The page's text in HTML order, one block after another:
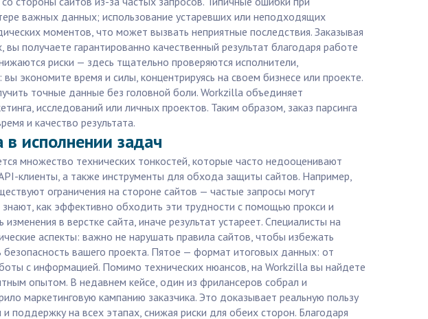
важных данных; использование устаревших или неподходящих
моментов, что может вызвать неприятные последствия. Заказывая
получаете гарантированно качественный результат благодаря работе
риски — здесь тщательно проверяются исполнители,
экономите время и силы, концентрируясь на своем бизнесе или проекте.
точные данные без головной боли. Workzilla объединяет
исследований или личных проектов. Таким образом, заказ парсинга
и качество результата.
исполнении задач
множество технических тонкостей, которые часто недооценивают
клиенты, а также инструменты для обхода защиты сайтов. Например,
ограничения на стороне сайтов — частые запросы могут
как эффективно обходить эти трудности с помощью прокси и
в верстке сайта, иначе результат устареет. Специалисты на
аспекты: важно не нарушать правила сайтов, чтобы избежать
вашего проекта. Пятое — формат итоговых данных: от
с информацией. Помимо технических нюансов, на Workzilla вы найдете
опытом. В недавнем кейсе, один из фрилансеров собрал и
маркетинговую кампанию заказчика. Это доказывает реальную пользу
на всех этапах, снижая риски для обеих сторон. Благодаря